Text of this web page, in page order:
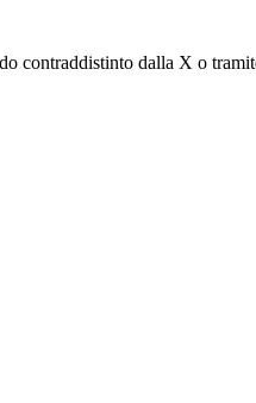
contraddistinto dalla X o